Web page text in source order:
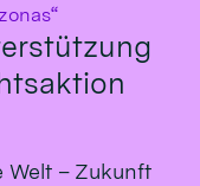
Welt – Zukunft